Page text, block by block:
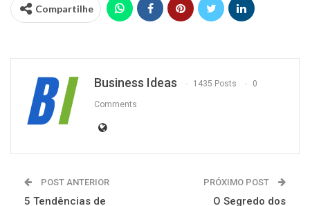
Compartilhe
Business Ideas 1435 Posts 0
Comments
POST ANTERIOR
5 Tendências de
PRÓXIMO POST
O Segredo dos